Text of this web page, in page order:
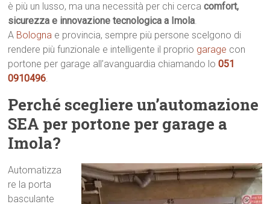
è più un lusso, ma una necessità per chi cercacomfort,
sicurezza e innovazione tecnologica a Imola.
A Bologna e provincia, sempre più persone scelgono di
rendere più funzionale e intelligente il proprio garage con
portone per garage all’avanguardia chiamando lo051
0910496.
Perché scegliere un’automazione
SEA per portone per garage a
Imola?
Automatizza
re la porta
basculante